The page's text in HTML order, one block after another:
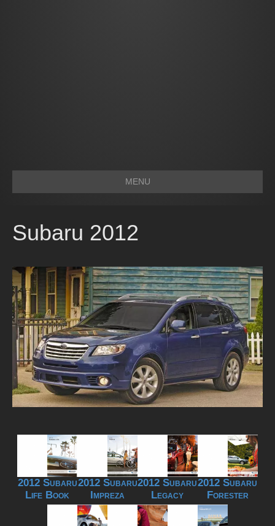
MENU
Subaru 2012
2012 Subaru
Life Book
2012 Subaru
Impreza
2012 Subaru
Legacy
2012 Subaru
Forester